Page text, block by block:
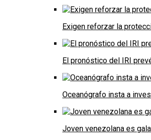
Exigen reforzar la
El pronóstico del IRI
Oceanógrafo insta a
Joven venezolana es